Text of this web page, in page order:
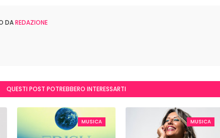
DAREDAZIONE
QUESTI POST POTREBBERO INTERESSARTI
MUSICA MUSICA